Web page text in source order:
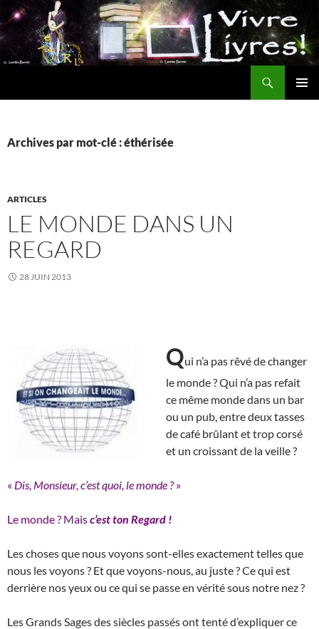
Aller
au
contenu
Archives par mot-clé : éthérisée
ARTICLES
LE MONDE DANS UN
REGARD
28 JUIN 2013
Qui n’a pas rêvé de changer
le monde ? Qui n’a pas refait
ce même monde dans un bar
ou un pub, entre deux tasses
de café brûlant et trop corsé
et un croissant de la veille ?
« Dis, Monsieur, c’est quoi, le monde ?»
Le monde ? Maisc’estton Regard !
Les choses que nous voyons sont-elles exactement telles que
nous les voyons ? Et que voyons-nous, au juste ? Ce qui est
derrière nos yeux ou ce qui se passe en vérité sous notre nez ?
Les Grands Sages des siècles passés ont tenté d’expliquer ce